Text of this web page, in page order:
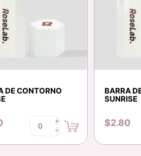
DE CONTORNO
i
h
BARRA
SUNRISE
$2.80